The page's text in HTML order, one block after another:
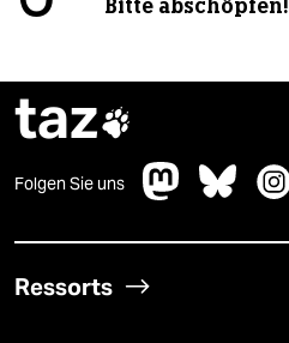
Bitte abschöpfen!
taz
Folgen Sie uns
Ressorts